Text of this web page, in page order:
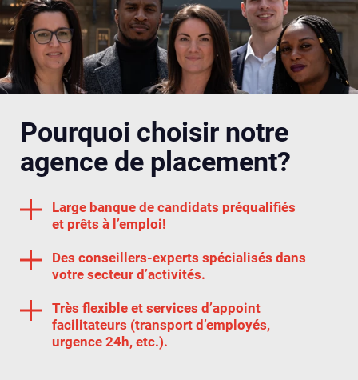
Pourquoi choisir notre
agence de placement?
Large banque de candidats préqualifiés
et prêts à l’emploi!
Des conseillers-experts spécialisés dans
votre secteur d’activités.
Très flexible et services d’appoint
facilitateurs (transport d’employés,
urgence 24h, etc.).